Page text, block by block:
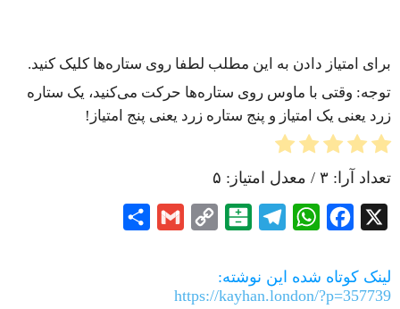
برای امتیاز دادن به این مطلب لطفا روی ستاره‌ها کلیک کنید.
توجه: وقتی با ماوس روی ستاره‌ها حرکت می‌کنید، یک ستاره
زرد یعنی یک امتیاز و پنج ستاره زرد یعنی پنج امتیاز!
تعداد آرا: ۳ / معدل امتیاز: ۵
X
Facebook
WhatsApp
Telegram
Balatarin
Copy
Gmail
لینک کوتاه شده این نوشته:
https://kayhan.london/?p=357739